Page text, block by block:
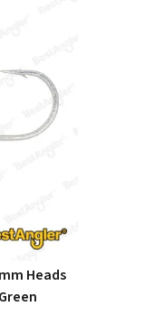
Heads